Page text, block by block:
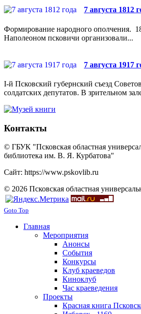
7 августа 1812
Формирование народного ополчения.
Наполеоном псковичи организовали...
7 августа 1917
I-й Псковский губернский съезд
солдатских депутатов. В зрительном
Контакты
© ГБУК "Псковская областная
библиотека им. В. Я. Курбатова"
Сайт: https://www.pskovlib.ru
© 2026 Псковская областная
Goto Top
Главная
Мероприятия
Анонсы
События
Конкурсы
Клуб краеведов
Киноклуб
Час краеведения
Проекты
Красная книга